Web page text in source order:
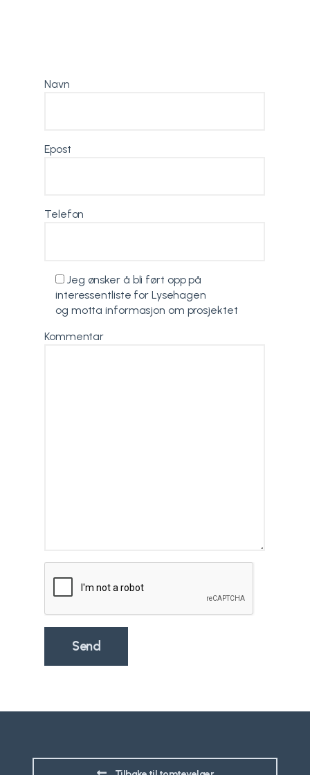
Navn
Epost
Telefon
Jeg ønsker å bli ført opp på
interessentliste for Lysehagen
og motta informasjon om prosjektet
Kommentar